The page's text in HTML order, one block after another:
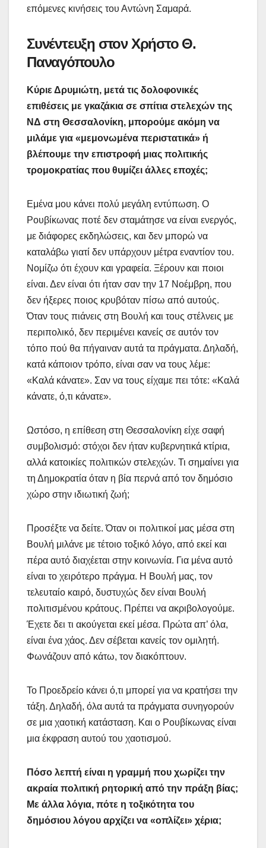
επόμενες κινήσεις του Αντώνη Σαμαρά.
Συνέντευξη στον Χρήστο Θ.
Παναγόπουλο
Κύριε Δρυμιώτη, μετά τις δολοφονικές
επιθέσεις με γκαζάκια σε σπίτια στελεχών της
ΝΔ στη Θεσσαλονίκη, μπορούμε ακόμη να
μιλάμε για «μεμονωμένα περιστατικά» ή
βλέπουμε την επιστροφή μιας πολιτικής
τρομοκρατίας που θυμίζει άλλες εποχές;
Εμένα μου κάνει πολύ μεγάλη εντύπωση. Ο
Ρουβίκωνας ποτέ δεν σταμάτησε να είναι ενεργός,
με διάφορες εκδηλώσεις, και δεν μπορώ να
καταλάβω γιατί δεν υπάρχουν μέτρα εναντίον του.
Νομίζω ότι έχουν και γραφεία. Ξέρουν και ποιοι
είναι. Δεν είναι ότι ήταν σαν την 17 Νοέμβρη, που
δεν ήξερες ποιος κρυβόταν πίσω από αυτούς.
Όταν τους πιάνεις στη Βουλή και τους στέλνεις με
περιπολικό, δεν περιμένει κανείς σε αυτόν τον
τόπο πού θα πήγαιναν αυτά τα πράγματα. Δηλαδή,
κατά κάποιον τρόπο, είναι σαν να τους λέμε:
«Καλά κάνατε». Σαν να τους είχαμε πει τότε: «Καλά
κάνατε, ό,τι κάνατε».
Ωστόσο, η επίθεση στη Θεσσαλονίκη είχε σαφή
συμβολισμό: στόχοι δεν ήταν κυβερνητικά κτίρια,
αλλά κατοικίες πολιτικών στελεχών. Τι σημαίνει για
τη Δημοκρατία όταν η βία περνά από τον δημόσιο
χώρο στην ιδιωτική ζωή;
Προσέξτε να δείτε. Όταν οι πολιτικοί μας μέσα στη
Βουλή μιλάνε με τέτοιο τοξικό λόγο, από εκεί και
πέρα αυτό διαχέεται στην κοινωνία. Για μένα αυτό
είναι το χειρότερο πράγμα. Η Βουλή μας, τον
τελευταίο καιρό, δυστυχώς δεν είναι Βουλή
πολιτισμένου κράτους. Πρέπει να ακριβολογούμε.
Έχετε δει τι ακούγεται εκεί μέσα. Πρώτα απ’ όλα,
είναι ένα χάος. Δεν σέβεται κανείς τον ομιλητή.
Φωνάζουν από κάτω, τον διακόπτουν.
Το Προεδρείο κάνει ό,τι μπορεί για να κρατήσει την
τάξη. Δηλαδή, όλα αυτά τα πράγματα συνηγορούν
σε μια χαοτική κατάσταση. Και ο Ρουβίκωνας είναι
μια έκφραση αυτού του χαοτισμού.
Πόσο λεπτή είναι η γραμμή που χωρίζει την
ακραία πολιτική ρητορική από την πράξη βίας;
Με άλλα λόγια, πότε η τοξικότητα του
δημόσιου λόγου αρχίζει να «οπλίζει» χέρια;